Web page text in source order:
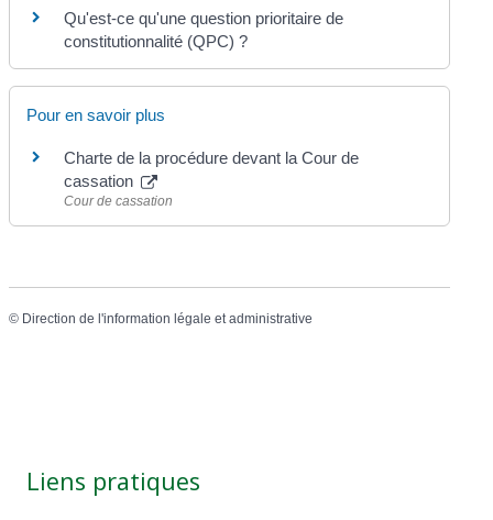
Qu'est-ce qu'une question prioritaire de
constitutionnalité (QPC) ?
Pour en savoir plus
Charte de la procédure devant la Cour de
cassation
Cour de cassation
© Direction de l'information légale et administrative
Liens pratiques